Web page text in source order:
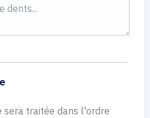
sera traitée dans l'ordre